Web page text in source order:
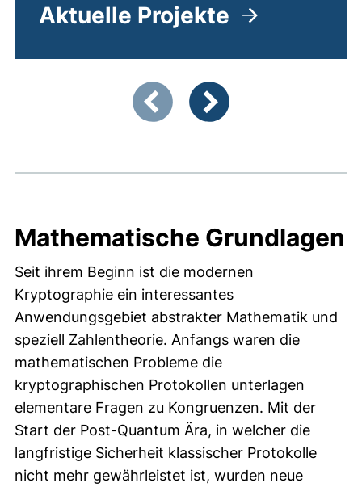
Aktuelle Projekte
Zeigt Folie 1 von 3
Mathematische Grundlagen
Seit ihrem Beginn ist die modernen
Kryptographie ein interessantes
Anwendungsgebiet abstrakter Mathematik und
speziell Zahlentheorie. Anfangs waren die
mathematischen Probleme die
kryptographischen Protokollen unterlagen
elementare Fragen zu Kongruenzen. Mit der
Start der Post-Quantum Ära, in welcher die
langfristige Sicherheit klassischer Protokolle
nicht mehr gewährleistet ist, wurden neue